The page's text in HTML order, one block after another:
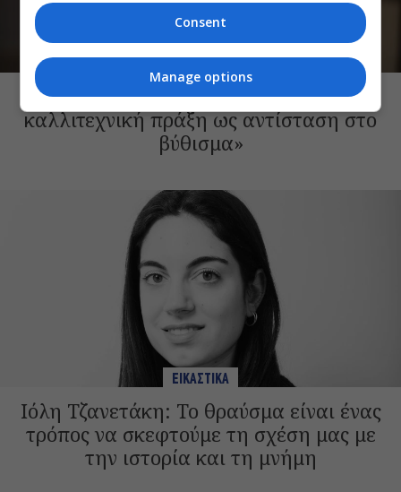
Βένια Δημητρακοπούλου: «Η
καλλιτεχνική πράξη ως αντίσταση στο
βύθισμα»
ΕΙΚΑΣΤΙΚΑ
Ιόλη Τζανετάκη: Το θραύσμα είναι ένας
τρόπος να σκεφτούμε τη σχέση μας με
την ιστορία και τη μνήμη
Consent
Manage options